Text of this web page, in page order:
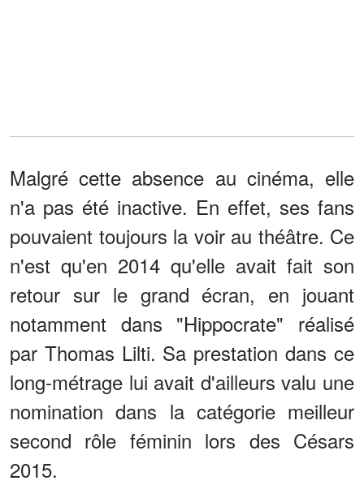
Malgré cette absence au cinéma, elle
n'a pas été inactive. En effet, ses fans
pouvaient toujours la voir au théâtre. Ce
n'est qu'en 2014 qu'elle avait fait son
retour sur le grand écran, en jouant
notamment dans "Hippocrate" réalisé
par Thomas Lilti. Sa prestation dans ce
long-métrage lui avait d'ailleurs valu une
nomination dans la catégorie meilleur
second rôle féminin lors des Césars
2015.